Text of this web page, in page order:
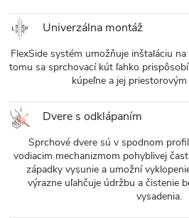
Univerzálna montáž
FlexSide systém umožňuje inštaláciu
tomu sa sprchovací kút ľahko
kúpeľne a jej
Dvere s odklápaním
Sprchové dvere sú v spodnom
vodiacim mechanizmom pohyblivej
západky vysunie a umožní
výrazne uľahčuje údržbu a čistenie
vysadenia.